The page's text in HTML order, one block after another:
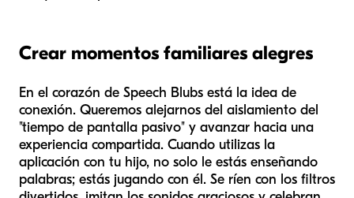
Crear momentos familiares alegres
En el corazón de Speech Blubs está la idea de
conexión. Queremos alejarnos del aislamiento del
"tiempo de pantalla pasivo" y avanzar hacia una
experiencia compartida. Cuando utilizas la
aplicación con tu hijo, no solo le estás enseñando
palabras; estás jugando con él. Se ríen con los filtros